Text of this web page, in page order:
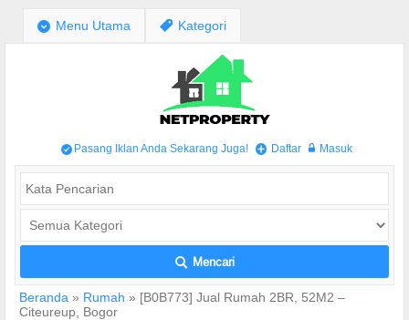
; Menu Utama , Kategori
/ Pasang Iklan Anda Sekarang Juga! + Daftar w Masuk
L Mencari
Beranda » Rumah » [B0B773] Jual Rumah 2BR, 52M2 –
Citeureup, Bogor